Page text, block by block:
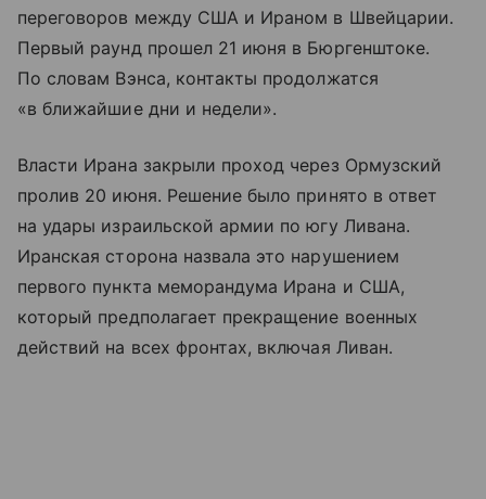
переговоров между США и Ираном в Швейцарии.
Первый раунд прошел 21 июня в Бюргенштоке.
По словам Вэнса, контакты продолжатся
«в ближайшие дни и недели».
Власти Ирана закрыли проход через Ормузский
пролив 20 июня. Решение было принято в ответ
на удары израильской армии по югу Ливана.
Иранская сторона назвала это нарушением
первого пункта меморандума Ирана и США,
который предполагает прекращение военных
действий на всех фронтах, включая Ливан.